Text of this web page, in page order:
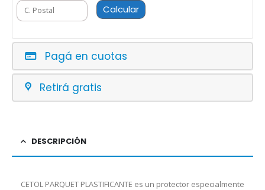
Calcular
Pagá en cuotas
Retirá gratis
DESCRIPCIÓN
CETOL PARQUET PLASTIFICANTE es un protector especialmente